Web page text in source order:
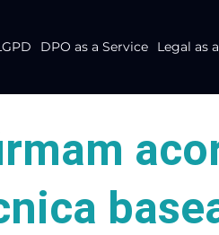
DPO as a Service Legal as